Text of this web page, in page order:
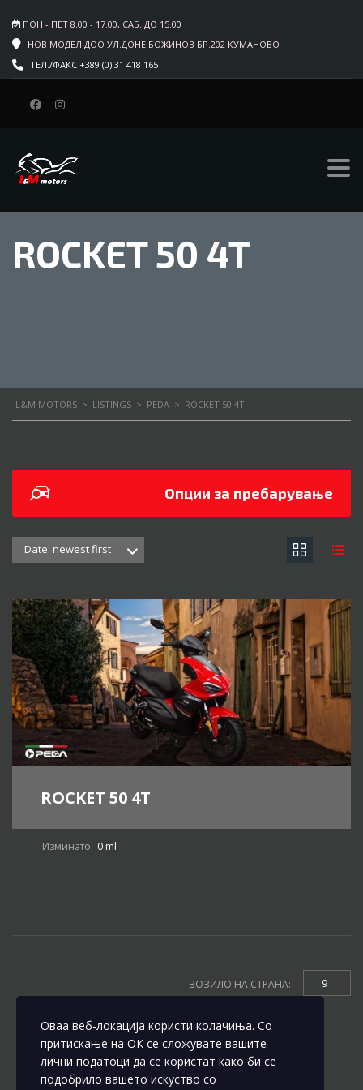
ПОН - ПЕТ 8.00 - 17.00, САБ. ДО 15.00
НОВ МОДЕЛ ДОО УЛ.ДОНЕ БОЖИНОВ БР.202 КУМАНОВО
ТЕЛ./ФАКС +389 (0) 31 418 165
ROCKET 50 4T
L&M MOTORS > LISTINGS > PEDA > ROCKET 50 4T
Опции за пребарување
Date: newest first
ROCKET 50 4T
Изминато: 0 ml
ВОЗИЛО НА СТРАНА: 9
Оваа веб-локација користи колачиња. Со
притискање на ОК се сложувате вашите
лични податоци да се користат како би се
подобрило вашето искуство со